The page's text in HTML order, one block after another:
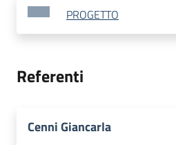
PROGETTO
Referenti
Cenni Giancarla